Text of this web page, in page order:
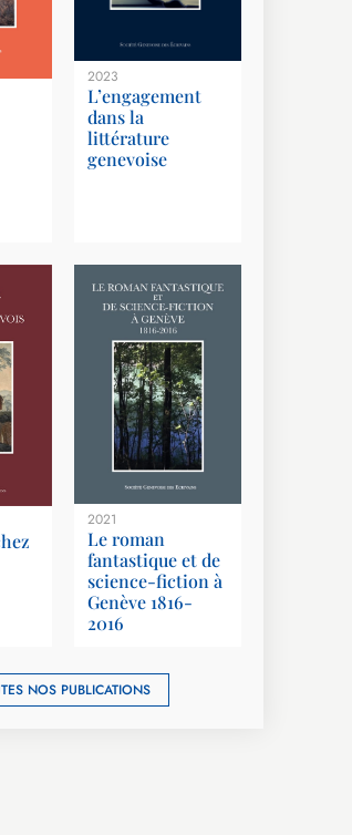
2023
L’engagement
dans la
littérature
genevoise
2021
Le roman
fantastique et de
science-fiction à
Genève 1816-
2016
NOS PUBLICATIONS